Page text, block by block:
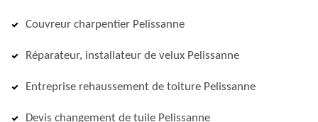
Couvreur charpentier Pelissanne
Réparateur, installateur de velux Pelissanne
Entreprise rehaussement de toiture Pelissanne
Devis changement de tuile Pelissanne